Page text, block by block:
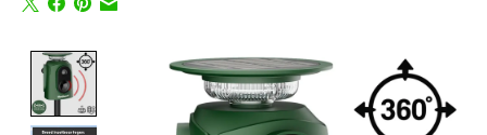
Product image slideshow Items